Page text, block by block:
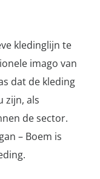
kledinglijn te
imago van
dat de kleding
zijn, als
de sector.
– Boem is